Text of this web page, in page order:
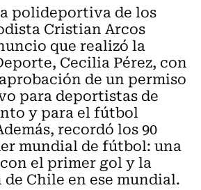
polideportiva de los
Cristian Arcos
que realizó la
Cecilia Pérez, con
de un permiso
para deportistas de
y para el fútbol
recordó los 90
mundial de fútbol: una
el primer gol y la
Chile en ese mundial.